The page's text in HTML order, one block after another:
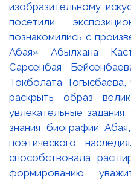
изобразительному
посетили
познакомились с
Абая» Абылхана
Сарсенбая
Токболата
раскрыть образ
увлекательные
знания биографии
поэтического
способствовала
формированию